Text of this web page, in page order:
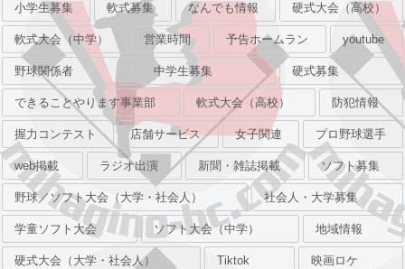
小学生募集 軟式募集 なんでも情報 硬式大会（高校）
軟式大会（中学） 営業時間 予告ホームラン youtube
野球関係者 中学生募集 硬式募集
できることやります事業部 軟式大会（高校） 防犯情報
握力コンテスト 店舗サービス 女子関連 プロ野球選手
web掲載 ラジオ出演 新聞・雑誌掲載 ソフト募集
野球／ソフト大会（大学・社会人） 社会人・大学募集
学童ソフト大会 ソフト大会（中学） 地域情報
硬式大会（大学・社会人） Tiktok 映画ロケ